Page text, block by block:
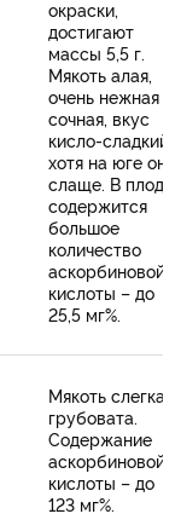
окраски,
достигают
массы 5,5 г.
Мякоть алая,
очень нежная и
сочная, вкус
кисло-сладкий,
хотя на юге он
слаще. В плодах
содержится
большое
количество
аскорбиновой
кислоты – до
25,5 мг%.
Мякоть слегка
грубовата.
Содержание
аскорбиновой
кислоты – до
123 мг%.